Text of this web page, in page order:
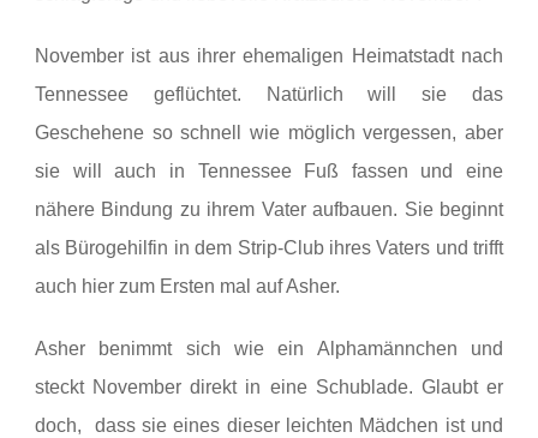
November ist aus ihrer ehemaligen Heimatstadt nach
Tennessee geflüchtet. Natürlich will sie das
Geschehene so schnell wie möglich vergessen, aber
sie will auch in Tennessee Fuß fassen und eine
nähere Bindung zu ihrem Vater aufbauen. Sie beginnt
als Bürogehilfin in dem Strip-Club ihres Vaters und trifft
auch hier zum Ersten mal auf Asher.
Asher benimmt sich wie ein Alphamännchen und
steckt November direkt in eine Schublade. Glaubt er
doch, dass sie eines dieser leichten Mädchen ist und